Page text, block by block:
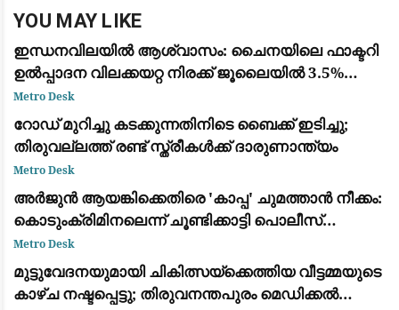
YOU MAY LIKE
ഇന്ധനവിലയിൽ ആശ്വാസം: ചൈനയിലെ ഫാക്ടറി
ഉൽപ്പാദന വിലക്കയറ്റ നിരക്ക് ജൂലൈയിൽ 3.5%
ആയി കുറഞ്ഞു
Metro Desk
റോഡ് മുറിച്ചു കടക്കുന്നതിനിടെ ബൈക്ക് ഇടിച്ചു;
തിരുവല്ലത്ത് രണ്ട് സ്ത്രീകള്‍ക്ക് ദാരുണാന്ത്യം
Metro Desk
അർജുൻ ആയങ്കിക്കെതിരെ 'കാപ്പ' ചുമത്താൻ നീക്കം:
കൊടുംക്രിമിനലെന്ന് ചൂണ്ടിക്കാട്ടി പൊലീസ്
റിപ്പോർട്ട് നൽകും
Metro Desk
മുട്ടുവേദനയുമായി ചികിത്സയ്ക്കെത്തിയ വീട്ടമ്മയുടെ
കാഴ്ച നഷ്ടപ്പെട്ടു; തിരുവനന്തപുരം മെഡിക്കൽ